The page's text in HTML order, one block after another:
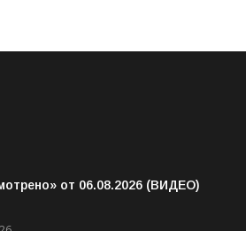
от 06.08.2026 (ВИДЕО)